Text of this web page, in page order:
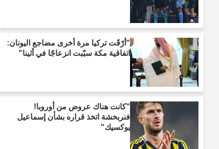
"أرّقَت تركيا مرة أخرى مضاجع اليونان:
اتفاقية مكة سبّبت انزعاجًا في أثينا"
"كانت هناك عروض من أوروبا!
فنربخشة اتخذ قراره بشأن إسماعيل
يوكسيك"